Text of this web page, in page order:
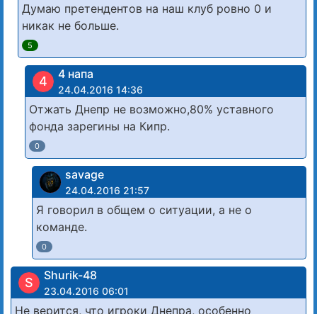
Думаю претендентов на наш клуб ровно 0 и
никак не больше.
5
4 4 напа
24.04.2016 14:36
Отжать Днепр не возможно,80% уставного
фонда зарегины на Кипр.
0
savage
24.04.2016 21:57
Я говорил в общем о ситуации, а не о
команде.
0
S Shurik-48
23.04.2016 06:01
Не верится, что игроки Днепра, особенно